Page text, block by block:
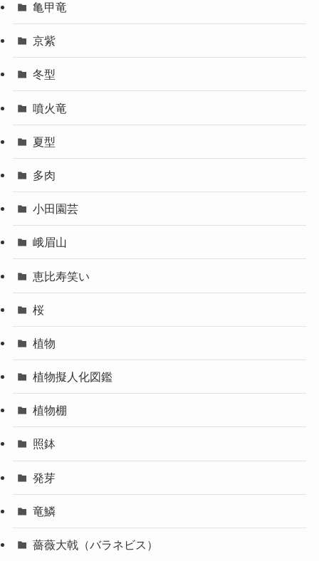
亀甲竜
京紫
冬型
噴火竜
夏型
多肉
小田園芸
峨眉山
恵比寿笑い
桜
植物
植物擬人化図鑑
植物棚
照鉢
発芽
竜鱗
薔薇大戟（バラネビス）